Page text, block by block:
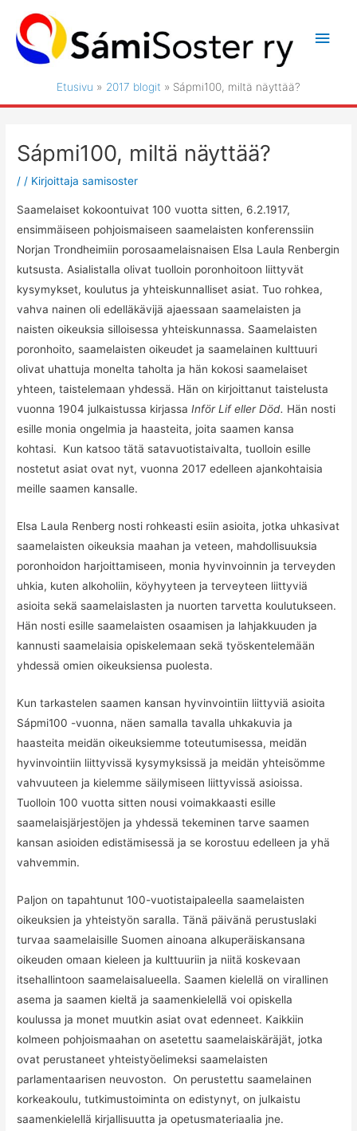
sisältöön
Etusivu 2017 blogit Sápmi100, miltä näyttää?
Sápmi100, miltä näyttää?
// Kirjoittajasamisoster
Saamelaiset kokoontuivat 100 vuotta sitten, 6.2.1917,
ensimmäiseen pohjoismaiseen saamelaisten konferenssiin
Norjan Trondheimiin porosaamelaisnaisen Elsa Laula Renbergin
kutsusta. Asialistalla olivat tuolloin poronhoitoon liittyvät
kysymykset, koulutus ja yhteiskunnalliset asiat. Tuo rohkea,
vahva nainen oli edelläkävijä ajaessaan saamelaisten ja
naisten oikeuksia silloisessa yhteiskunnassa. Saamelaisten
poronhoito, saamelaisten oikeudet ja saamelainen kulttuuri
olivat uhattuja monelta taholta ja hän kokosi saamelaiset
yhteen, taistelemaan yhdessä. Hän on kirjoittanut taistelusta
vuonna 1904 julkaistussa kirjassaInför Lif eller Död. Hän nosti
esille monia ongelmia ja haasteita, joita saamen kansa
kohtasi. Kun katsoo tätä satavuotistaivalta, tuolloin esille
nostetut asiat ovat nyt, vuonna 2017 edelleen ajankohtaisia
meille saamen kansalle.
Elsa Laula Renberg nosti rohkeasti esiin asioita, jotka uhkasivat
saamelaisten oikeuksia maahan ja veteen, mahdollisuuksia
poronhoidon harjoittamiseen, monia hyvinvoinnin ja terveyden
uhkia, kuten alkoholiin, köyhyyteen ja terveyteen liittyviä
asioita sekä saamelaislasten ja nuorten tarvetta koulutukseen.
Hän nosti esille saamelaisten osaamisen ja lahjakkuuden ja
kannusti saamelaisia opiskelemaan sekä työskentelemään
yhdessä omien oikeuksiensa puolesta.
Kun tarkastelen saamen kansan hyvinvointiin liittyviä asioita
Sápmi100 -vuonna, näen samalla tavalla uhkakuvia ja
haasteita meidän oikeuksiemme toteutumisessa, meidän
hyvinvointiin liittyvissä kysymyksissä ja meidän yhteisömme
vahvuuteen ja kielemme säilymiseen liittyvissä asioissa.
Tuolloin 100 vuotta sitten nousi voimakkaasti esille
saamelaisjärjestöjen ja yhdessä tekeminen tarve saamen
kansan asioiden edistämisessä ja se korostuu edelleen ja yhä
vahvemmin.
Paljon on tapahtunut 100-vuotistaipaleella saamelaisten
oikeuksien ja yhteistyön saralla. Tänä päivänä perustuslaki
turvaa saamelaisille Suomen ainoana alkuperäiskansana
oikeuden omaan kieleen ja kulttuuriin ja niitä koskevaan
itsehallintoon saamelaisalueella. Saamen kielellä on virallinen
asema ja saamen kieltä ja saamenkielellä voi opiskella
koulussa ja monet muutkin asiat ovat edenneet. Kaikkiin
kolmeen pohjoismaahan on asetettu saamelaiskäräjät, jotka
ovat perustaneet yhteistyöelimeksi saamelaisten
parlamentaarisen neuvoston. On perustettu saamelainen
korkeakoulu, tutkimustoiminta on edistynyt, on julkaistu
saamenkielellä kirjallisuutta ja opetusmateriaalia jne.